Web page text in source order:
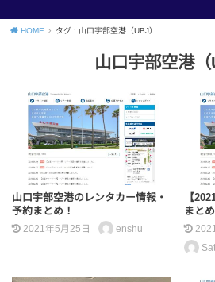
HOME タグ : 山口宇部空港（UBJ）
山口宇部空港（
山口宇部空港のレンタカー情報・
予約まとめ！
2021年5月25日 enshu
【
まと